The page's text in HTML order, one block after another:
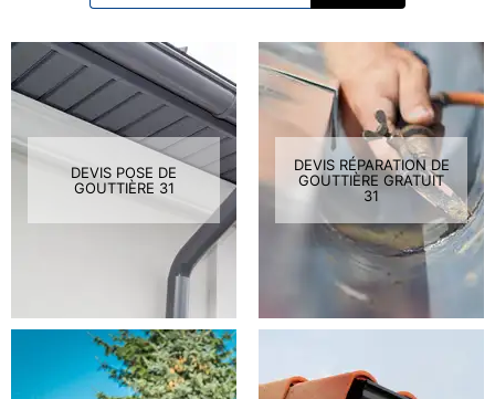
DEVIS POSE DE
GOUTTIÈRE 31
DEVIS RÉPARATION DE
GOUTTIÈRE GRATUIT
31